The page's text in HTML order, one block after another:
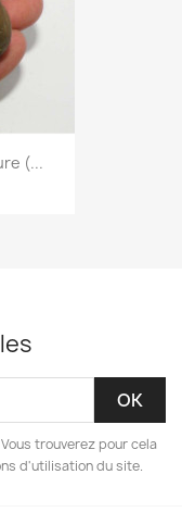
(...
trouverez pour cela
d'utilisation du site.